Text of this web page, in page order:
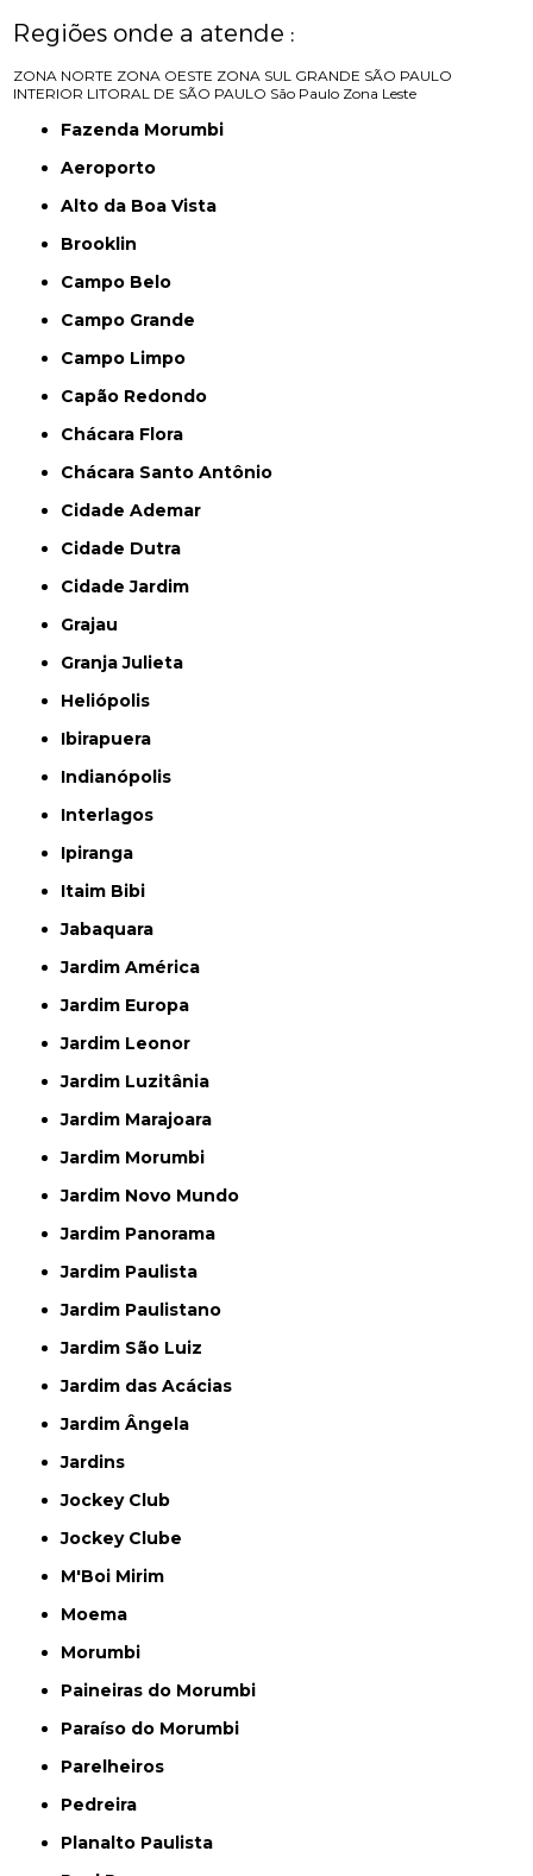
Regiões onde a atende :
ZONA NORTE ZONA OESTE ZONA SUL GRANDE SÃO PAULO
INTERIOR LITORAL DE SÃO PAULO São Paulo Zona Leste
Fazenda Morumbi
Aeroporto
Alto da Boa Vista
Brooklin
Campo Belo
Campo Grande
Campo Limpo
Capão Redondo
Chácara Flora
Chácara Santo Antônio
Cidade Ademar
Cidade Dutra
Cidade Jardim
Grajau
Granja Julieta
Heliópolis
Ibirapuera
Indianópolis
Interlagos
Ipiranga
Itaim Bibi
Jabaquara
Jardim América
Jardim Europa
Jardim Leonor
Jardim Luzitânia
Jardim Marajoara
Jardim Morumbi
Jardim Novo Mundo
Jardim Panorama
Jardim Paulista
Jardim Paulistano
Jardim São Luiz
Jardim das Acácias
Jardim Ângela
Jardins
Jockey Club
Jockey Clube
M'Boi Mirim
Moema
Morumbi
Paineiras do Morumbi
Paraíso do Morumbi
Parelheiros
Pedreira
Planalto Paulista